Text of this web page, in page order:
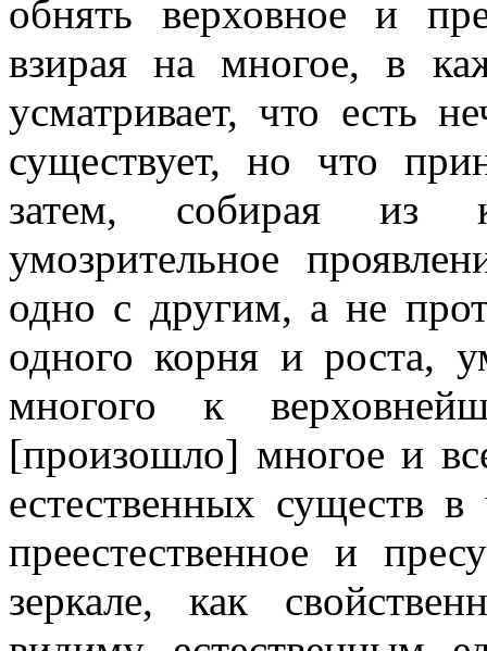
обнять верховное и
взирая на многое, в
усматривает, что есть
существует, но что
затем, собирая из
умозрительное
одно с другим, а не
одного корня и роста,
многого к
[произошло] многое и
естественных существ
преестественное и
зеркале, как